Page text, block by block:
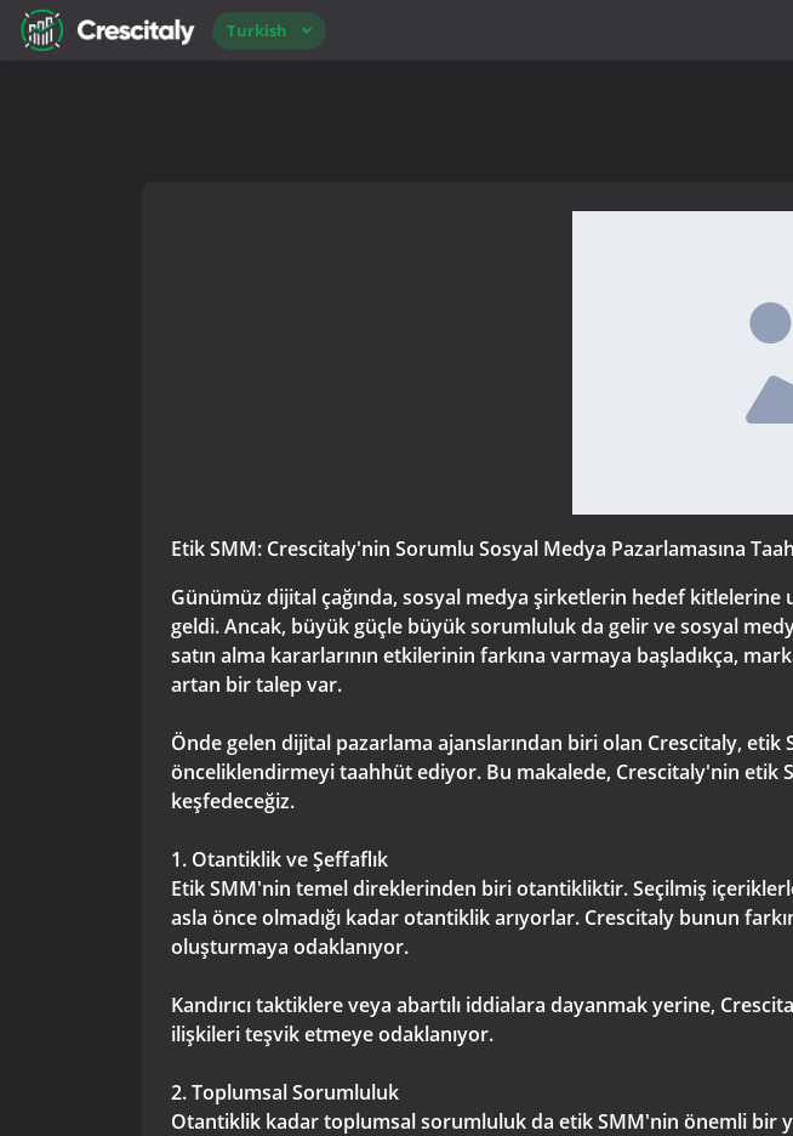
Turkish
Etik SMM: Crescitaly'nin Sorumlu Sosyal Medya Pazarlamasına
Günümüz dijital çağında, sosyal medya şirketlerin hedef
geldi. Ancak, büyük güçle büyük sorumluluk da gelir ve sosyal
satın alma kararlarının etkilerinin farkına varmaya başladıkça,
artan bir talep var.
Önde gelen dijital pazarlama ajanslarından biri olan Crescitaly,
önceliklendirmeyi taahhüt ediyor. Bu makalede, Crescitaly'nin etik
keşfedeceğiz.
1. Otantiklik ve Şeffaflık
Etik SMM'nin temel direklerinden biri otantikliktir. Seçilmiş
asla önce olmadığı kadar otantiklik arıyorlar. Crescitaly bunun
oluşturmaya odaklanıyor.
Kandırıcı taktiklere veya abartılı iddialara dayanmak yerine,
ilişkileri teşvik etmeye odaklanıyor.
2. Toplumsal Sorumluluk
Otantiklik kadar toplumsal sorumluluk da etik SMM'nin önemli